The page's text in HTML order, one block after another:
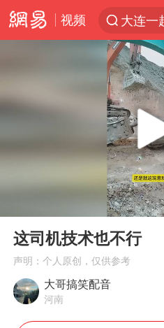
视频
新能源
费大厨
中央气
演员秦
Play
这司机技术也不行
声明：个人原创，仅供参考
大哥搞笑配音
河南